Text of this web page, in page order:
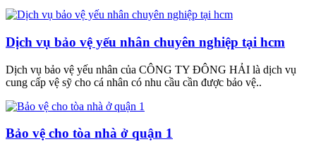
Dịch vụ bảo vệ yếu nhân chuyên nghiệp tại hcm
Dịch vụ bảo vệ yếu nhân của CÔNG TY ĐÔNG HẢI là dịch vụ
cung cấp vệ sỹ cho cá nhân có nhu cầu cần được bảo vệ..
Bảo vệ cho tòa nhà ở quận 1